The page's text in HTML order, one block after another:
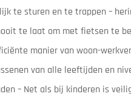
te sturen en te trappen –
te laat om met fietsen te
manier van woon-
van alle leeftijden en
– Net als bij kinderen is